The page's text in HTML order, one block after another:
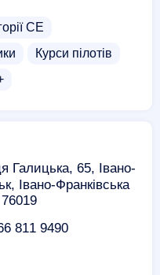
СЕ
Курси пілотів
Галицька, 65, Івано-
Івано-Франківська
811 9490